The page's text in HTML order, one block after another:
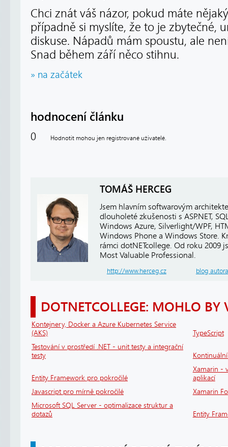
Chci znát váš názor, pokud máte
případně si myslíte, že to je zbytečné,
diskuse. Nápadů mám spoustu, ale
Snad během září něco stihnu.
» na začátek
hodnocení článku
0 Hodnotit mohou jen registrované uživatelé.
TOMÁŠ HERCEG
Jsem hlavním softwarovým
dlouholeté zkušenosti s ASP.NET,
Windows Azure, Silverlight/WPF,
Windows Phone a Windows Store.
rámci dotNETcollege. Od roku 2009
Most Valuable Professional.
http://www.herceg.cz blog autora
DOTNETCOLLEGE: MOHLO BY
Kontejnery, Docker a Azure Kubernetes Service
(AKS)
TypeScript
Testování v prostředí .NET - unit testy a integrační
testy
Entity Framework pro pokročilé
Xamarin -
aplikací
Javascript pro mírně pokročilé
Xamarin
Microsoft SQL Server - optimalizace struktur a
dotazů
Entity